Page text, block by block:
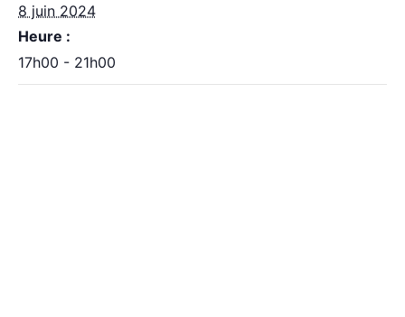
8 juin 2024
Heure :
17h00 - 21h00